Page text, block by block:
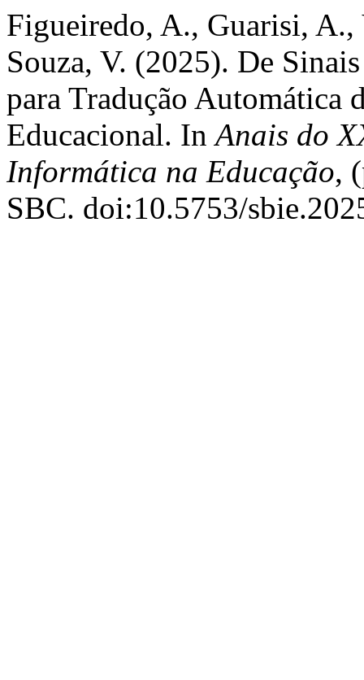
Figueiredo, A., Guarisi,
Souza, V. (2025). De
para Tradução Automática
Educacional. InAnais do
Informática na Educação,
SBC. doi:10.5753/